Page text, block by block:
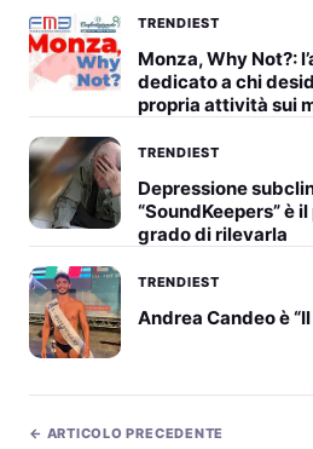
TRENDIEST
Monza, Why Not?:
dedicato a chi
propria attività sui
TRENDIEST
Depressione
“SoundKeepers” è
grado di rilevarla
TRENDIEST
Andrea Candeo è
← ARTICOLO PRECEDENTE